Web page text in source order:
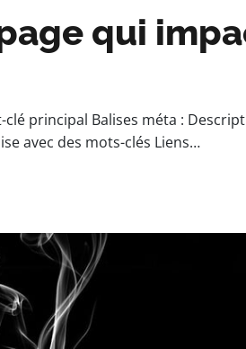
qui
clé principal Balises méta :
avec des mots-clés Liens…